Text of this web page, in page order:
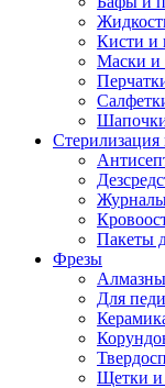
Кисти и
Маски и
Пакеты
Фрезы
Для
Щетки и